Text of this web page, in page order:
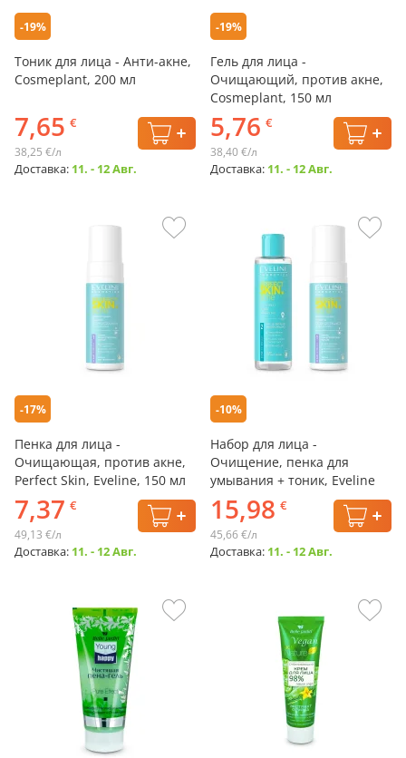
-19%
Тоник для лица - Анти-акне,
Cosmeplant, 200 мл
7,65 €
38,25 €/л
Доставка: 11. - 12 Авг.
-19%
Гель для лица -
Очищающий, против акне,
Cosmeplant, 150 мл
5,76 €
38,40 €/л
Доставка: 11. - 12 Авг.
-17%
Пенка для лица -
Очищающая, против акне,
Perfect Skin, Eveline, 150 мл
7,37 €
49,13 €/л
Доставка: 11. - 12 Авг.
-10%
Набор для лица -
Очищение, пенка для
умывания + тоник, Eveline
15,98 €
45,66 €/л
Доставка: 11. - 12 Авг.